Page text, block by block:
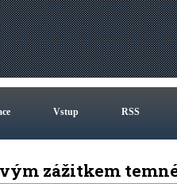
Vstup RSS
zážitkem